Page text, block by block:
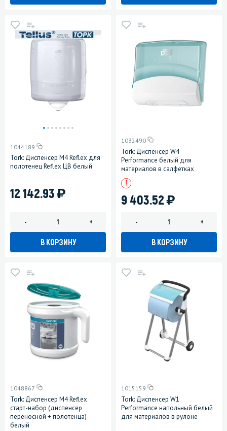
1044189
Tork: Диспенсер М4 Reflex для
полотенец Reflex ЦВ белый
12 142.93)
- +
В КОРЗИНУ
1032490
Tork: Диспенсер W4
Performance белый для
материалов в салфетках
9 403.52)
- +
В КОРЗИНУ
1048867
Tork: Диспенсер М4 Reflex
старт-набор (диспенсер
переносной + полотенца)
белый
1015159
Tork: Диспенсер W1
Performance напольный белый
для материалов в рулоне